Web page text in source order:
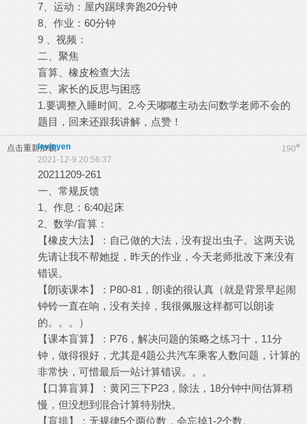
7、运动：屋内踢球奔跑20分钟
8、作业：60分钟
9 、视频：
二、聚焦
盲算、橡皮检查大法
三、家长的反思与困惑
1.要调整入睡时间。2.今天嘟嘟主动去问数学老师不会的
题目，回来还跟我讲解，点赞！
点击重新加载 190#
levinyen
2021-12-9 20:56:37
20211209-261
一、常规反馈
1、作息：6:40起床
2、数学/盲算：
【橡皮大法】：自己做的大法，没有捉出虫子。这两天说
先请让我不帮她捉，昨天的作业，今天老师批改下来没有
错误。
【朗读课本】：P80-81，朗读的很认真（就是背景早起闹
钟铃一直在响，没有关掉，我很佩服这样都可以朗读
的。。。）
【课本盲算】：P76，解决问题的策略之练习十，11分
钟，做得很好，尤其是4题公共汽车乘客人数问题，计算的
非常快，可惜最后一站计算错误。。。
【口算盲算】：黄冈三下P23，除法，18分钟中间估算稍
慢，但没想到混合计算特别快。
【盲排】：无规律5个两位数，会忘掉1-2个数。